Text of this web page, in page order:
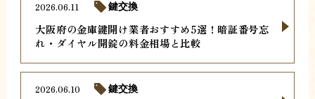
大阪府の金庫鍵開け業者おすすめ5選！暗証番号忘
れ・ダイヤル開錠の料金相場と比較
2026.06.11 鍵交換
2026.06.10 鍵交換